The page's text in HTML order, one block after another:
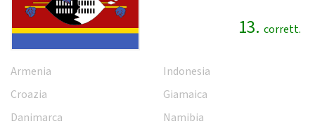
13. corrett.
Armenia
Croazia
Danimarca
Indonesia
Giamaica
Namibia